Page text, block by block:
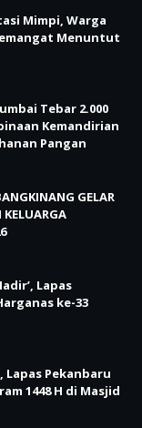
Mimpi, Warga
Menuntut
Tebar 2.000
Kemandirian
Pangan
GELAR
KELUARGA
Lapas
ke-33
Lapas Pekanbaru
1448 H di Masjid